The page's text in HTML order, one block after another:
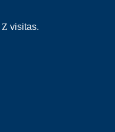
visitas.